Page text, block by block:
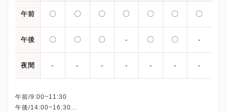
午前 〇 〇 〇 〇 〇 〇 〇
午後 〇 〇 〇 - 〇 〇 -
夜間 - - - - - - -
午前/9:00~11:30
午後/14:00~16:30